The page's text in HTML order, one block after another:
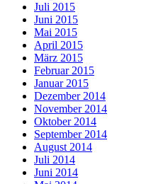
Juli 2015
Juni 2015
Mai 2015
April 2015
März 2015
Februar 2015
Januar 2015
Dezember 2014
November 2014
Oktober 2014
September 2014
August 2014
Juli 2014
Juni 2014